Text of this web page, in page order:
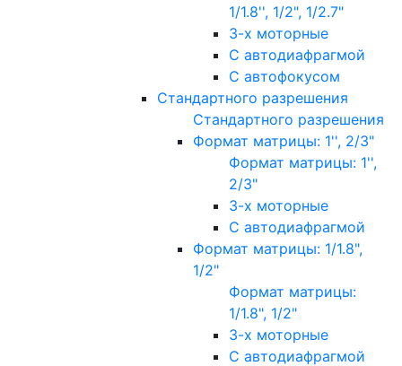
1/1.8'', 1/2", 1/2.7"
3-х моторные
С автодиафрагмой
С автофокусом
Стандартного разрешения
Стандартного разрешения
Формат матрицы: 1'', 2/3"
Формат матрицы: 1'',
2/3"
3-х моторные
С автодиафрагмой
Формат матрицы: 1/1.8",
1/2"
Формат матрицы:
1/1.8", 1/2"
3-х моторные
С автодиафрагмой